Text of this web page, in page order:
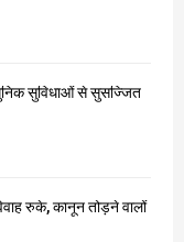
सुविधाओं से सुसज्जित
रुके, कानून तोड़ने वालों